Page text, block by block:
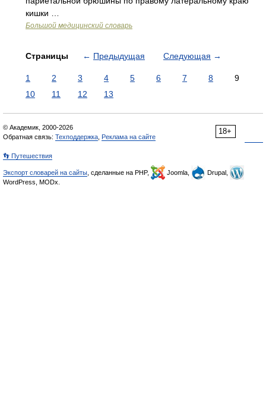
кишки …
Большой медицинский словарь
Страницы ← Предыдущая Следующая →
1 2 3 4 5 6 7 8
9
10
11 12 13
18+
© Академик, 2000-2026
Обратная связь: Техподдержка Реклама на сайте
👣 Путешествия
Экспорт словарей на сайты , сделанные на PHP, Joomla,
Drupal,
WordPress, MODx.